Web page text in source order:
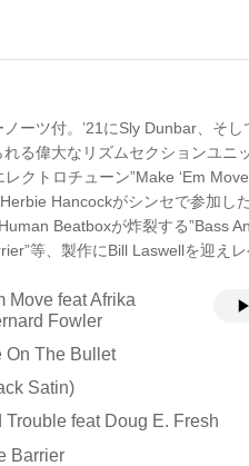
ーツ付。’21にSly Dunbar、そ
れる偉大なリズムセクションユ
クトロチューン”Make ‘Em
Hancockがシンセで参加し
Beatboxが炸裂する”Bass
等、製作にBill Laswellを迎え
Move feat Afrika
Fowler
On The Bullet
Satin)
Trouble feat Doug E. Fresh
Barrier